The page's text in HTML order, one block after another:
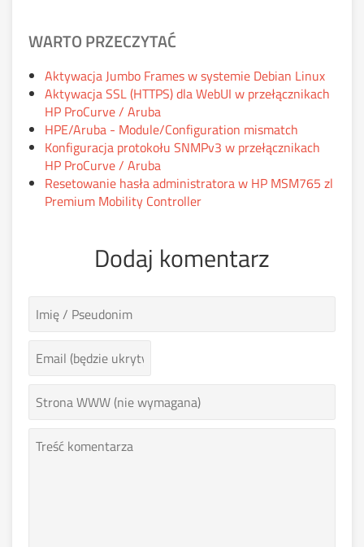
WARTO PRZECZYTAĆ
Aktywacja Jumbo Frames w systemie Debian Linux
Aktywacja SSL (HTTPS) dla WebUI w przełącznikach
HP ProCurve / Aruba
HPE/Aruba - Module/Configuration mismatch
Konfiguracja protokołu SNMPv3 w przełącznikach
HP ProCurve / Aruba
Resetowanie hasła administratora w HP MSM765 zl
Premium Mobility Controller
Dodaj komentarz